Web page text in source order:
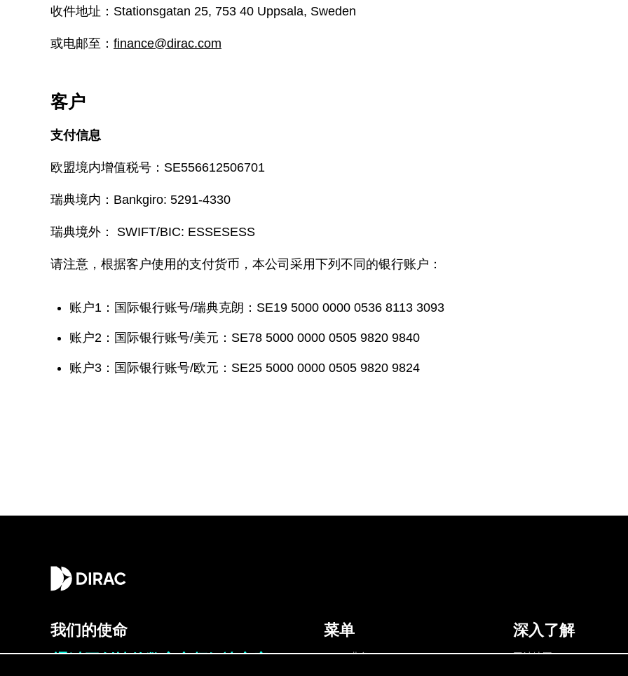
收件地址：Stationsgatan 25, 753 40 Uppsala, Sweden
或电邮至： finance@dirac.com
客户
支付信息
欧盟境内增值税号：SE556612506701
瑞典境内：Bankgiro: 5291-4330
瑞典境外： SWIFT/BIC: ESSESESS
请注意，根据客户使用的支付货币，本公司采用下列不同的银行账户：
账户1：国际银行账号/瑞典克朗：SE19 5000 0000 0536 8113 3093
账户2：国际银行账号/美元：SE78 5000 0000 0505 9820 9840
账户3：国际银行账号/欧元：SE25 5000 0000 0505 9820 9824
我们的使命
通过开创性的数字音频解决方案，
菜单
Dirac 业务
深入了解
网站地图